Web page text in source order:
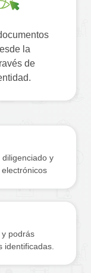
la
de
y
podrás
identificadas.